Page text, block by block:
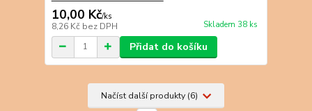
10,00 Kč/ks
8,26 Kč bez DPH Skladem 38 ks
Přidat do košíku
Načíst další produkty (6)